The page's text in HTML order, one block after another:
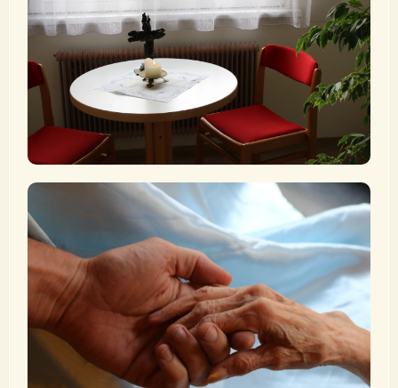
„Bekennt einander eure Sünden und betet füreinander,
damit ihr geheilt werdet.“ (Jak 5,16)
Mehr erfahren
Krankensalbung
„Der HERR wird ihn auf dem Krankenbett stärken.“ (Ps
41,4)
Mehr erfahren